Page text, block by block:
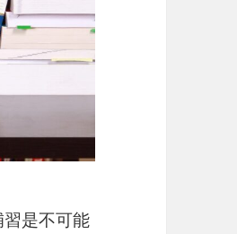
是不可能